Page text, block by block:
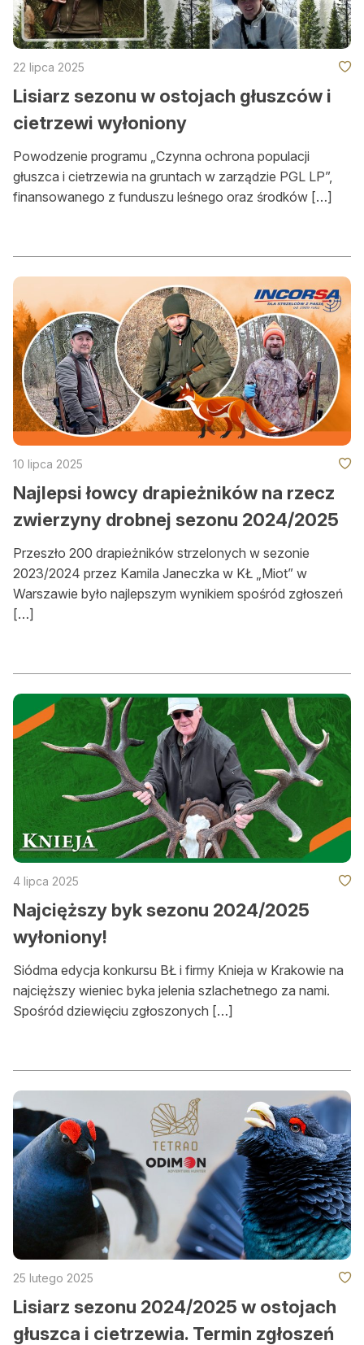
Konkursy
Regulamin krzyżówki
Galeria
Prawo łowieckie
Kynologia łowiecka
W myśliwskiej kuchni
Ludzie
Archiwum
Okresy polowań
Słońce i księżyc
O nas
O nas
Gdzie kupić BŁ
Reklama
Mediakits (PDF)
Przeglądaj ogłoszenia
Zamów ogłoszenie on-line
Zamów ogłoszenie do druku
Prenumerata
Kontakt
22 lipca 2025
Lisiarz sezonu w ostojach głuszców i
cietrzewi wyłoniony
Powodzenie programu „Czynna ochrona populacji
głuszca i cietrzewia na gruntach w zarządzie PGL LP”,
finansowanego z funduszu leśnego oraz środków […]
10 lipca 2025
Najlepsi łowcy drapieżników na rzecz
zwierzyny drobnej sezonu 2024/2025
Przeszło 200 drapieżników strzelonych w sezonie
2023/2024 przez Kamila Janeczka w KŁ „Miot” w
Warszawie było najlepszym wynikiem spośród zgłoszeń
[…]
4 lipca 2025
​Najcięższy byk sezonu 2024/2025
wyłoniony!
Siódma edycja konkursu BŁ i firmy Knieja w Krakowie na
najcięższy wieniec byka jelenia szlachetnego za nami.
Spośród dziewięciu zgłoszonych […]
25 lutego 2025
Lisiarz sezonu 2024/2025 w ostojach
głuszca i cietrzewia. Termin zgłoszeń